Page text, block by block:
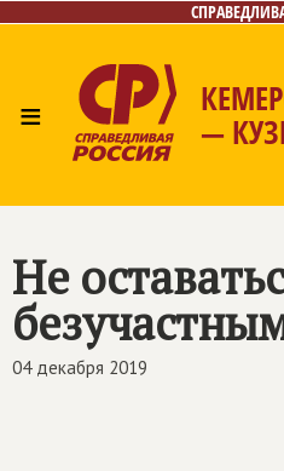
≡ —
Не
04 декабря 2019